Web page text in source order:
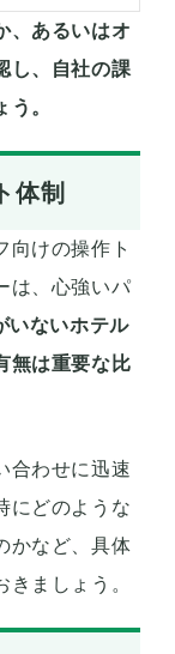
、あるいはオ
し、自社の課
。
体制
向けの操作ト
は、心強いパ
いないホテル
無は重要な比
合わせに迅速
にどのような
かなど、具体
ましょう。